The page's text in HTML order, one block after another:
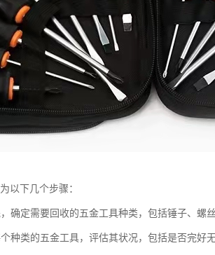
以下几个步骤：
确定需要回收的五金工具种类，包括锤子、螺
种类的五金工具，评估其状况，包括是否完好